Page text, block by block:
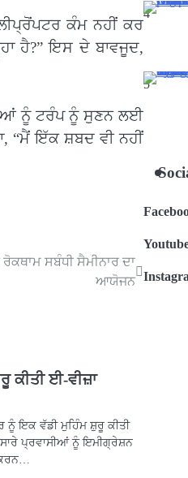
ਕੰਮ ਨਹੀਂ ਕਰ
ਹੈ?” ਇਸ ਦੇ ਬਾਵਜੂਦ,
ਨੂੰ ਟਰੰਪ ਨੂੰ ਸੁਣਨ ਲਈ
“ਮੈਂ ਇੱਕ ਸ਼ਬਦ ਵੀ ਨਹੀਂ
ਸਬੰਧੀ ਸੈਮੀਨਾਰ ਦਾ
ਆਯੋਜਨ
ਕੀਤੀ ਈ-ਵੀਜ਼ਾ
ਨੂੰ ਇਕ ਵੱਡੀ ਮੁਹਿੰਮ ਸ਼ੁਰੂ ਕੀਤੀ
ਪ੍ਰਵਾਸੀਆਂ ਨੂੰ ਇਮੀਗ੍ਰੇਸ਼ਨ
4
5